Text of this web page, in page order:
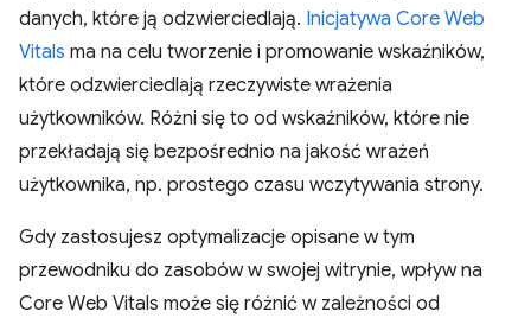
danych, które ją odzwierciedlają. Inicjatywa Core Web
Vitals ma na celu tworzenie i promowanie wskaźników,
które odzwierciedlają rzeczywiste wrażenia
użytkowników. Różni się to od wskaźników, które nie
przekładają się bezpośrednio na jakość wrażeń
użytkownika, np. prostego czasu wczytywania strony.
Gdy zastosujesz optymalizacje opisane w tym
przewodniku do zasobów w swojej witrynie, wpływ na
Core Web Vitals może się różnić w zależności od